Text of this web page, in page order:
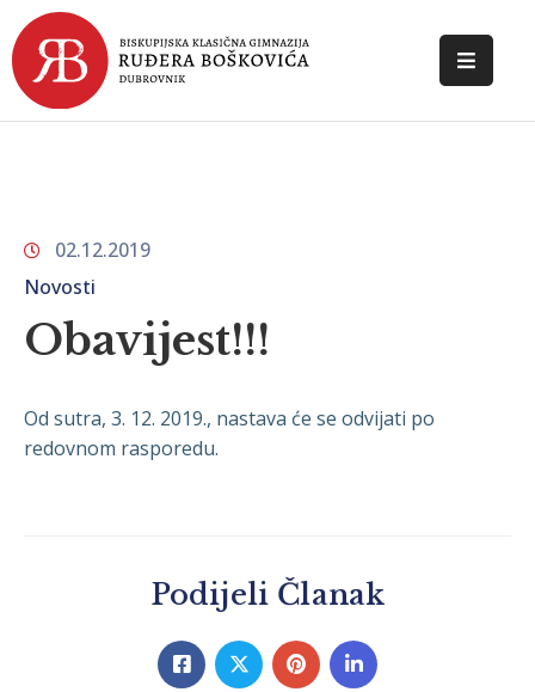
POČETNA
DOKUMENTI
KONTAKT
02.12.2019
Novosti
Obavijest!!!
Od sutra, 3. 12. 2019., nastava će se odvijati po
redovnom rasporedu.
Podijeli Članak